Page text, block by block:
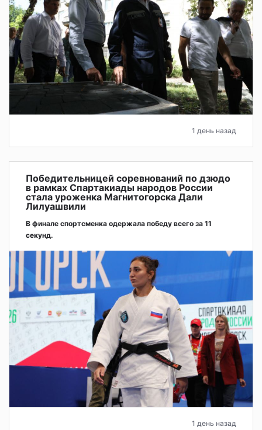
1 день назад
Победительницей соревнований по дзюдо
в рамках Спартакиады народов России
стала уроженка Магнитогорска Дали
Лилуашвили
В финале спортсменка одержала победу всего за 11
секунд.
1 день назад